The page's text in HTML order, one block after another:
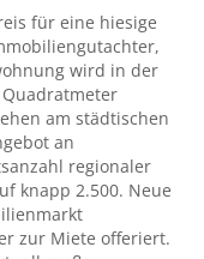
für eine hiesige
wird in der
am städtischen
an
regionaler
knapp 2.500. Neue
zur Miete offeriert.